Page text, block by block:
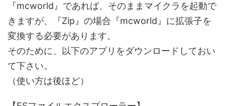
『mcworld』であれば、そのままマイクラを起動で
きますが、
『Zip』の場合『mcworld』に拡張子を
変換する必要があります。
そのために、以下のアプリをダウンロードしておい
て下さい。
（使い方は後ほど）